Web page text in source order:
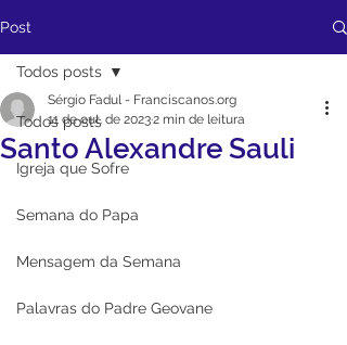
Post
Todos posts
Igreja que Sofre
Semana do Papa
Mensagem da Semana
Palavras do Padre Geovane
Todos posts
Santo Alexandre Sauli
Sérgio Fadul - Franciscanos.org
11 de out. de 20232 min de leitura